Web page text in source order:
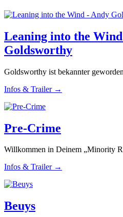
Leaning into the
Goldsworthy
Goldsworthy ist bekannter
Infos & Trailer →
Pre-Crime
Willkommen in Deinem „Minority
Infos & Trailer →
Beuys